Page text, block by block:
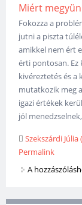
Miért
Fokozza a
jutni a piszta
amikkel nem ért
érti pontosan.
kivéreztetés és a
mutatkozik meg
igazi értékek
jól
Szekszárdi
Permalink
A